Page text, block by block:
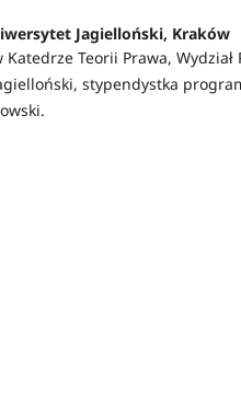
Jagielloński, Kraków
Katedrze Teorii Prawa,
stypendystka